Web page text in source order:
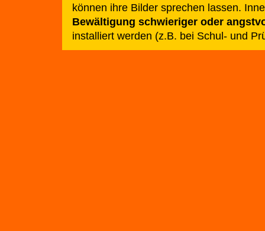
können ihre Bilder sprechen lassen.
Bewältigung schwieriger oder
installiert werden (z.B. bei Schul- und